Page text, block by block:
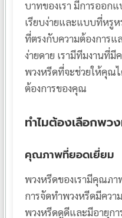
บาทของเรา มีการออ
เรียบง่ายและแบบที่หรู
ที่ตรงกับความต้องการ
ง่ายดาย เรามีทีมงานที่มี
พวงหรีดที่จะช่วยให้คุณ
ต้องการของคุณ
ทำไมต้องเลือกพวง
คุณภาพที่ยอดเยี่ยม
พวงหรีดของเรามีคุณภา
การจัดทำพวงหรีดมีคว
พวงหรีดดูดีและมีอายุก